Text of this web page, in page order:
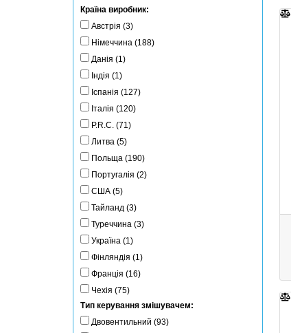
Країна виробник:
Австрія (3)
Німеччина (188)
Данія (1)
Індія (1)
Іспанія (127)
Італія (120)
P.R.C. (71)
Литва (5)
Польща (190)
Португалія (2)
США (5)
Тайланд (3)
Туреччина (3)
Україна (1)
Фінляндія (1)
Франція (16)
Чехія (75)
Тип керування змішувачем:
Двовентильний (93)